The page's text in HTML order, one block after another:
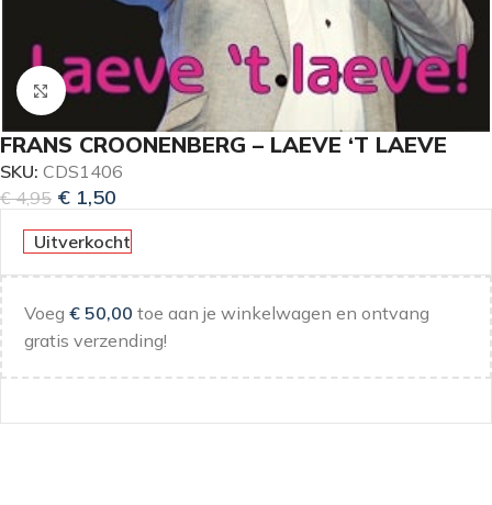
Klik om te vergroten
FRANS CROONENBERG – LAEVE ‘T LAEVE
SKU: CDS1406
€4,95 € 1,50
Uitverkocht
Voeg € 50,00 toe aan je winkelwagen en ontvang
gratis verzending!